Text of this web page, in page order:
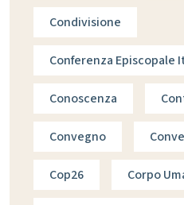
Condivisione
Conferenza Episcopale
Conoscenza
Convegno
Cop26 Corpo